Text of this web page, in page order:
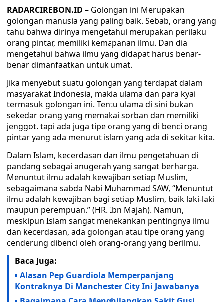
RADARCIREBON.ID – Golongan ini Merupakan
golongan manusia yang paling baik. Sebab, orang yang
tahu bahwa dirinya mengetahui merupakan perilaku
orang pintar, memiliki kemapanan ilmu. Dan dia
mengetahui bahwa ilmu yang didapat harus benar-
benar dimanfaatkan untuk umat.
Jika menyebut suatu golongan yang terdapat dalam
masyarakat Indonesia, makia ulama dan para kyai
termasuk golongan ini. Tentu ulama di sini bukan
sekedar orang yang memakai sorban dan memiliki
jenggot. tapi ada juga tipe orang yang di benci orang
pintar yang ada menurut islam yang ada di sekitar kita.
Dalam Islam, kecerdasan dan ilmu pengetahuan di
pandang sebagai anugerah yang sangat berharga.
Menuntut ilmu adalah kewajiban setiap Muslim,
sebagaimana sabda Nabi Muhammad SAW, “Menuntut
ilmu adalah kewajiban bagi setiap Muslim, baik laki-laki
maupun perempuan.” (HR. Ibn Majah). Namun,
meskipun Islam sangat menekankan pentingnya ilmu
dan kecerdasan, ada golongan atau tipe orang yang
cenderung dibenci oleh orang-orang yang berilmu.
Baca Juga:
Alasan Pep Guardiola Memperpanjang
Kontraknya Di Manchester City Ini Jawabanya